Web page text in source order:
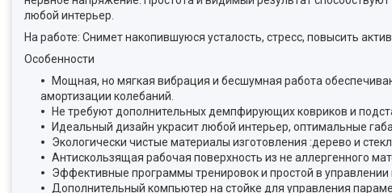
любой интерьер.
На работе: Снимет накопившуюся усталость, стресс, повысить
Особенности
Мощная, но мягкая вибрация и бесшумная работа
амортизации колебаний.
Не требуют дополнительных демпфирующих ковриков и
Идеальный дизайн украсит любой интерьер, оптимальные
Экологически чистые материалы изготовления :дерево и
Антискользящая рабочая поверхность из не аллергенного
Эффективные программы тренировок и простой в
Дополнительный компьютер на стойке для управления